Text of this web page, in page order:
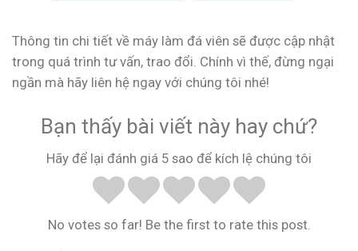
Thông tin chi tiết về máy làm đá viên sẽ được cập nhật
trong quá trình tư vấn, trao đổi. Chính vì thế, đừng ngại
ngần mà hãy liên hệ ngay với chúng tôi nhé!
Bạn thấy bài viết này hay chứ?
Hãy để lại đánh giá 5 sao để kích lệ chúng tôi
No votes so far! Be the first to rate this post.